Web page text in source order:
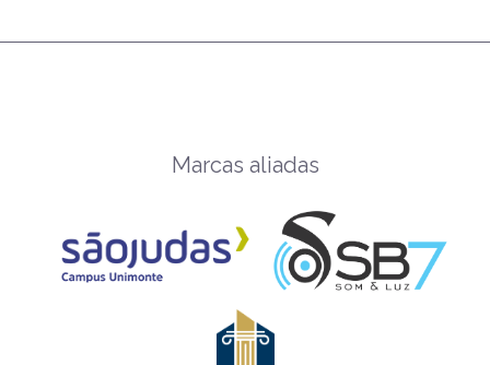
Marcas aliadas